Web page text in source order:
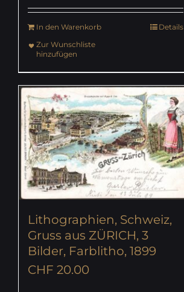
In den Warenkorb
Details
Zur Wunschliste
hinzufügen
Lithographien, Schweiz,
Gruss aus ZÜRICH, 3
Bilder, Farblitho, 1899
CHF 20.00